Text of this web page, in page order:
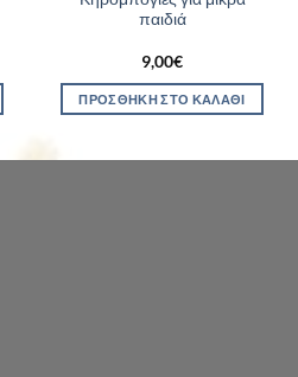
παιδιά
9,00€
ΠΡΟΣΘΉΚΗ ΣΤΟ ΚΑΛΆΘΙ